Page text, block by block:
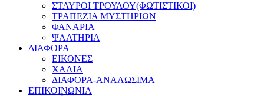
ΣΤΑΥΡΟΙ ΤΡΟΥΛΟΥ(ΦΩΤΙΣΤΙΚΟΙ)
ΤΡΑΠΕΖΙΑ ΜΥΣΤΗΡΙΩΝ
ΦΑΝΑΡΙΑ
ΨΑΛΤΗΡΙΑ
ΔΙΑΦΟΡΑ
ΕΙΚΟΝΕΣ
ΧΑΛΙΑ
ΔΙΑΦΟΡΑ-ΑΝΑΛΩΣΙΜΑ
ΕΠΙΚΟΙΝΩΝΙΑ